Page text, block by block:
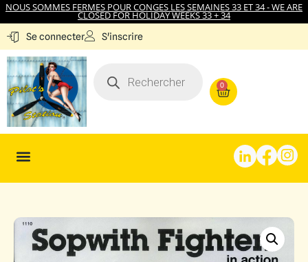
NOUS SOMMES FERMES POUR CONGES LES SEMAINES 33 ET 34 - WE ARE
CLOSED FOR HOLIDAY WEEKS 33 + 34
Se connecter S'inscrire
0